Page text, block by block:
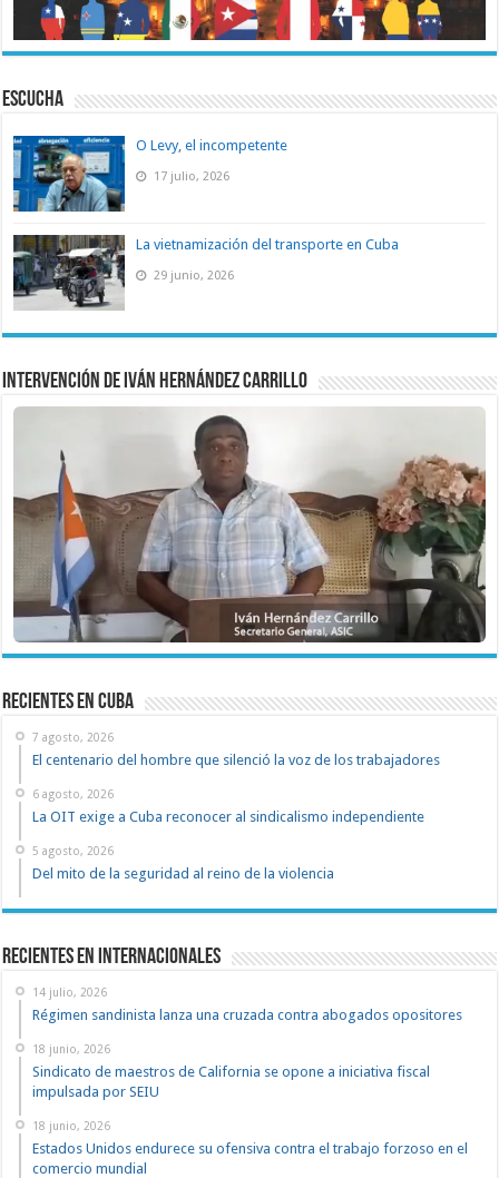
ESCUCHA
O Levy, el incompetente
17 julio, 2026
La vietnamización del transporte en Cuba
29 junio, 2026
Intervención de Iván Hernández Carrillo
recientes en cuba
7 agosto, 2026
El centenario del hombre que silenció la voz de los trabajadores
6 agosto, 2026
La OIT exige a Cuba reconocer al sindicalismo independiente
5 agosto, 2026
Del mito de la seguridad al reino de la violencia
Recientes en Internacionales
14 julio, 2026
Régimen sandinista lanza una cruzada contra abogados opositores
18 junio, 2026
Sindicato de maestros de California se opone a iniciativa fiscal
impulsada por SEIU
18 junio, 2026
Estados Unidos endurece su ofensiva contra el trabajo forzoso en el
comercio mundial